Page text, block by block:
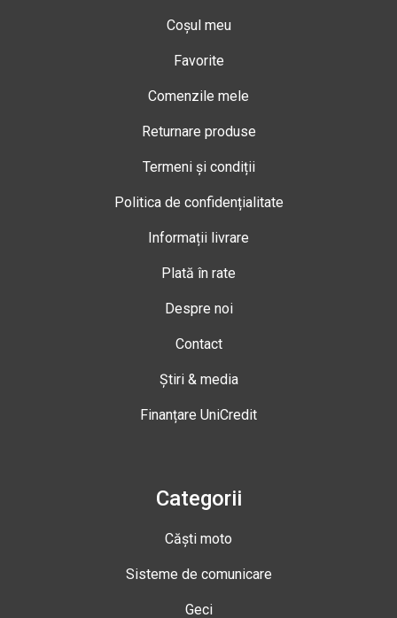
Coșul meu
Favorite
Comenzile mele
Returnare produse
Termeni și condiții
Politica de confidențialitate
Informații livrare
Plată în rate
Despre noi
Contact
Știri & media
Finanțare UniCredit
Categorii
Căști moto
Sisteme de comunicare
Geci